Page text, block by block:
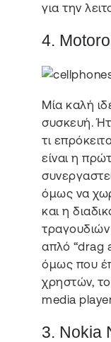
για την
4.
Μία καλή
συσκευή.
τι
είναι η
όμως να
και η
απλό “drag
όμως που
χρηστών, το
media
3. Nokia